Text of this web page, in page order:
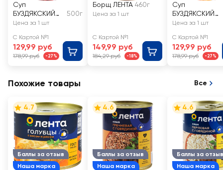
Суп
БУЗДЯКСКИЙ
Борщ
500г
Цена за 1 шт
С Картой №1
129,99 руб
178,99 руб -27%
Борщ ЛЕНТА 460г
Цена за 1 шт
С Картой №1
149,99 руб
184,29 руб -18%
Суп
БУЗДЯКСКИЙ
Рассольник
Цена за 1 шт
С Картой №1
129,99 руб
178,99 руб -27%
Похожие товары Все
Баллы за отзыв
Наша марка
4.7
Баллы за отзыв
Наша марка
4.6
Баллы за отзыв
Наша марка
4.6